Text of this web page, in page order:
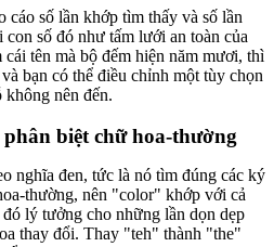
cáo số lần khớp tìm thấy và số lần
số đó như tấm lưới an toàn của
tên mà bộ đếm hiện năm mươi, thì
bạn có thể điều chỉnh một tùy chọn
nên đến.
biệt chữ hoa-thường
nghĩa đen, tức là nó tìm đúng các ký
thường, nên "color" khớp với cả
lý tưởng cho những lần dọn dẹp
thay đổi. Thay "teh" thành "the"